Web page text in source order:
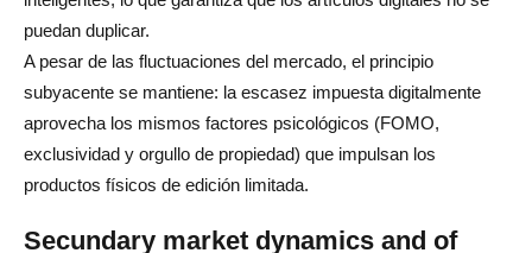
puedan duplicar.
A pesar de las fluctuaciones del mercado, el principio
subyacente se mantiene: la escasez impuesta digitalmente
aprovecha los mismos factores psicológicos (FOMO,
exclusividad y orgullo de propiedad) que impulsan los
productos físicos de edición limitada.
Secundary market dynamics and of